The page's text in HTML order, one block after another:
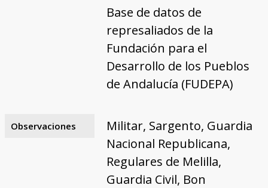
Base de datos de
represaliados de la
Fundación para el
Desarrollo de los Pueblos
de Andalucía (FUDEPA)
Observaciones
Militar, Sargento, Guardia
Nacional Republicana,
Regulares de Melilla,
Guardia Civil, Bon